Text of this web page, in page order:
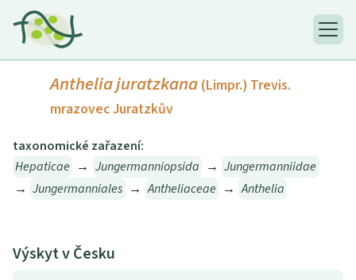
Anthelia juratzkana (Limpr.) Trevis.
mrazovec Juratzkův
taxonomické zařazení:
Hepaticae → Jungermanniopsida → Jungermanniidae
→ Jungermanniales → Antheliaceae → Anthelia
Výskyt v Česku